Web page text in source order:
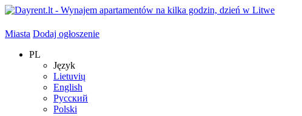
Miasta Dodaj ogłoszenie
PL
Język
Lietuvių
English
Русский
Polski